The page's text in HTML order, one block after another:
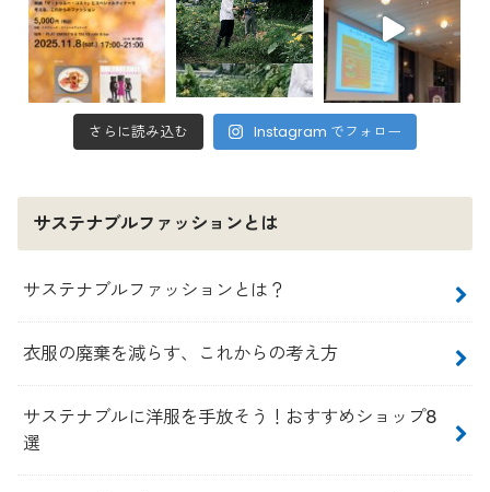
さらに読み込む Instagram でフォロー
サステナブルファッションとは
サステナブルファッションとは？
衣服の廃棄を減らす、これからの考え方
サステナブルに洋服を手放そう！おすすめショップ8
選